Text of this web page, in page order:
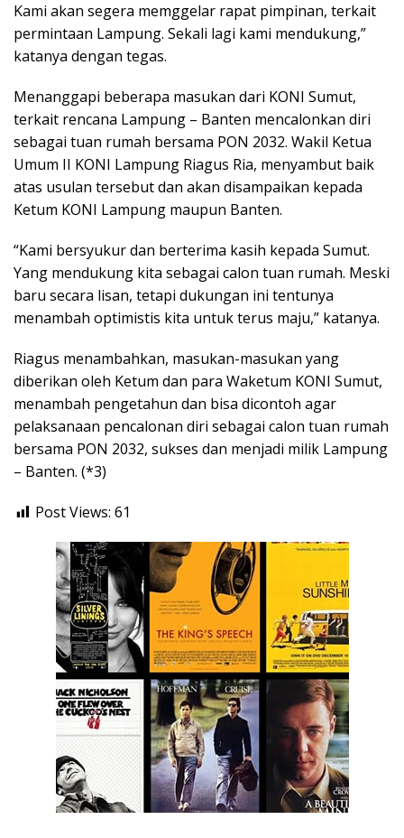
Kami akan segera memggelar rapat pimpinan, terkait
permintaan Lampung. Sekali lagi kami mendukung,”
katanya dengan tegas.
Menanggapi beberapa masukan dari KONI Sumut,
terkait rencana Lampung – Banten mencalonkan diri
sebagai tuan rumah bersama PON 2032. Wakil Ketua
Umum II KONI Lampung Riagus Ria, menyambut baik
atas usulan tersebut dan akan disampaikan kepada
Ketum KONI Lampung maupun Banten.
“Kami bersyukur dan berterima kasih kepada Sumut.
Yang mendukung kita sebagai calon tuan rumah. Meski
baru secara lisan, tetapi dukungan ini tentunya
menambah optimistis kita untuk terus maju,” katanya.
Riagus menambahkan, masukan-masukan yang
diberikan oleh Ketum dan para Waketum KONI Sumut,
menambah pengetahun dan bisa dicontoh agar
pelaksanaan pencalonan diri sebagai calon tuan rumah
bersama PON 2032, sukses dan menjadi milik Lampung
– Banten. (*3)
Post Views: 61